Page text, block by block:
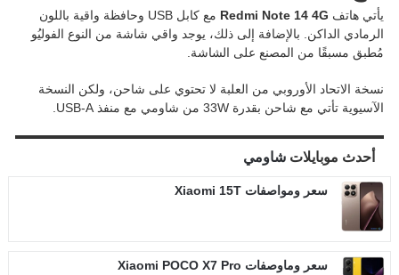
يأتي هاتف Redmi Note 14 4G
مع كابل USB وحافظة واقية باللون
الرمادي الداكن. بالإضافة إلى ذلك، يوجد واقي شاشة من النوع الفوليُو
مُطبق مسبقًا من المصنع على الشاشة.
نسخة الاتحاد الأوروبي من العلبة لا تحتوي على شاحن، ولكن النسخة
الآسيوية تأتي مع شاحن بقدرة 33W من شاومي مع منفذ USB-A.
أحدث موبايلات شاومي
سعر ومواصفات Xiaomi 15T
سعر وماوصفات Xiaomi POCO X7 Pro